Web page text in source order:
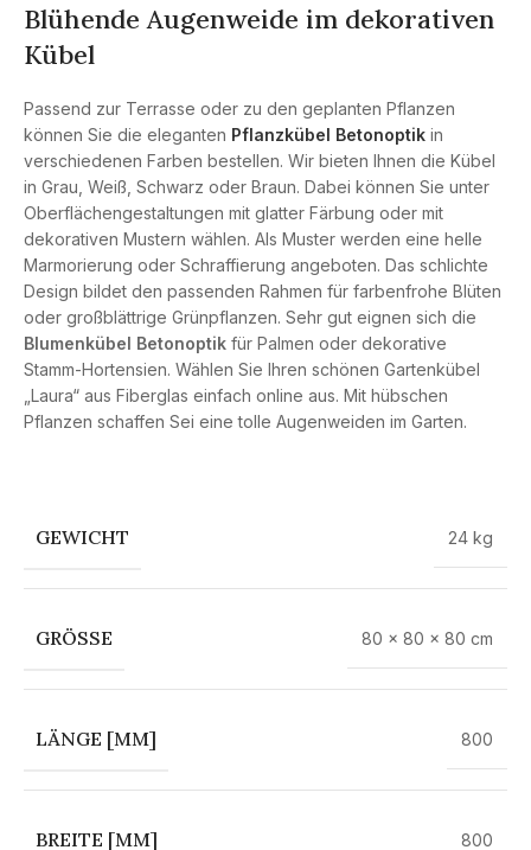
Blühende Augenweide im dekorativen
Kübel
Passend zur Terrasse oder zu den geplanten Pflanzen
können Sie die eleganten Pflanzkübel Betonoptik in
verschiedenen Farben bestellen. Wir bieten Ihnen die Kübel
in Grau, Weiß, Schwarz oder Braun. Dabei können Sie unter
Oberflächengestaltungen mit glatter Färbung oder mit
dekorativen Mustern wählen. Als Muster werden eine helle
Marmorierung oder Schraffierung angeboten. Das schlichte
Design bildet den passenden Rahmen für farbenfrohe Blüten
oder großblättrige Grünpflanzen. Sehr gut eignen sich die
Blumenkübel Betonoptik für Palmen oder dekorative
Stamm-Hortensien. Wählen Sie Ihren schönen Gartenkübel
„Laura“ aus Fiberglas einfach online aus. Mit hübschen
Pflanzen schaffen Sei eine tolle Augenweiden im Garten.
GEWICHT 24 kg
GRÖSSE 80 × 80 × 80 cm
LÄNGE [MM] 800
BREITE [MM] 800